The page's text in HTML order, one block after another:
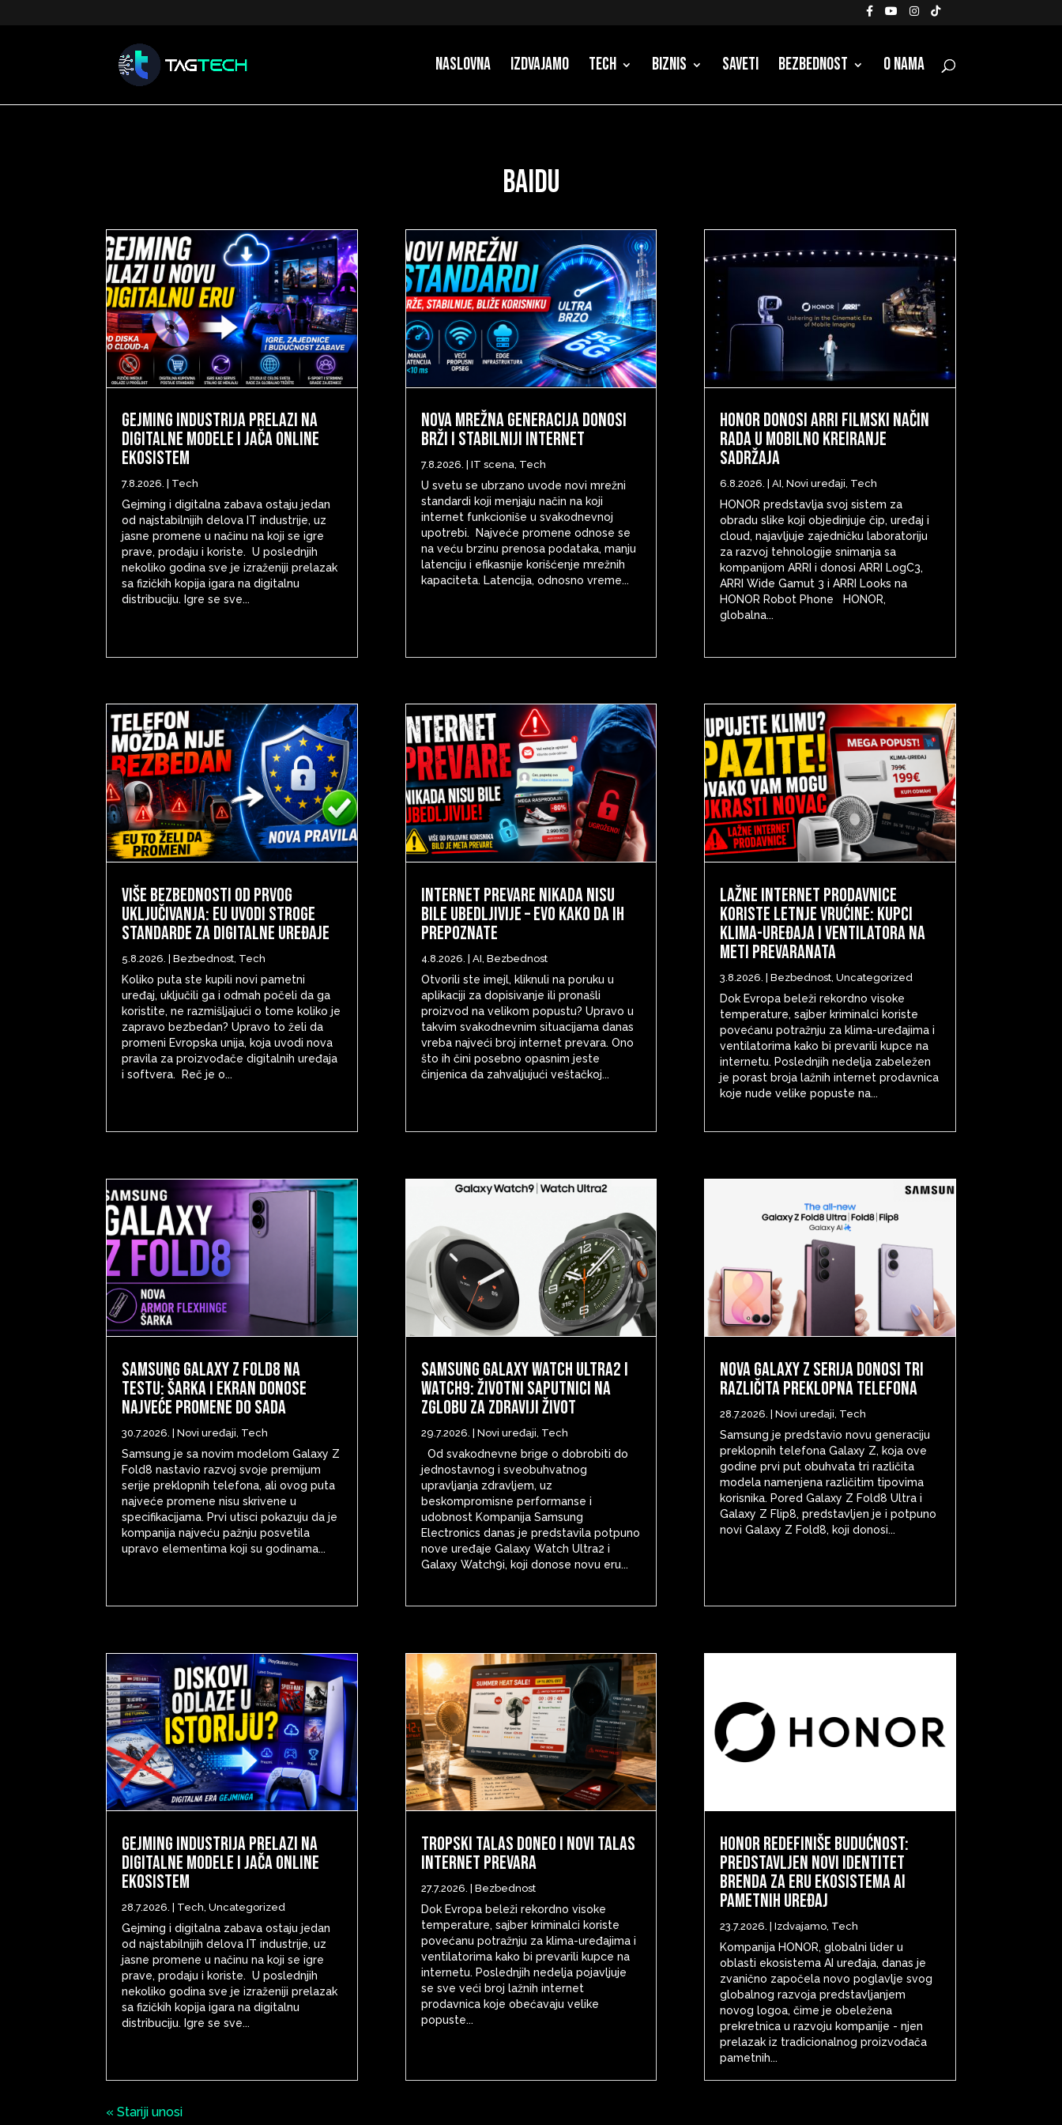
Naslovna Izdvajamo Tech Biznis Saveti Bezbednost O nama
baidu
Gejming industrija prelazi na
digitalne modele i jača online
ekosistem
7.8.2026. Tech
Gejming i digitalna zabava ostaju jedan
od najstabilnijih delova IT industrije, uz
jasne promene u načinu na koji se igre
prave, prodaju i koriste. U poslednjih
nekoliko godina sve je izraženiji prelazak
sa fizičkih kopija igara na digitalnu
distribuciju. Igre se sve...
Više bezbednosti od prvog
uključivanja: EU uvodi stroge
standarde za digitalne uređaje
5.8.2026. |Bezbednost Tech
Koliko puta ste kupili novi pametni
uređaj, uključili ga i odmah počeli da ga
koristite, ne razmišljajući o tome koliko je
zapravo bezbedan? Upravo to želi da
promeni Evropska unija, koja uvodi nova
pravila za proizvođače digitalnih uređaja
i softvera. Reč je o...
Samsung Galaxy Z Fold8 na
testu: šarka i ekran donose
najveće promene do sada
30.7.2026. |Novi uređaji Tech
Samsung je sa novim modelom Galaxy Z
Fold8 nastavio razvoj svoje premijum
serije preklopnih telefona, ali ovog puta
najveće promene nisu skrivene u
specifikacijama. Prvi utisci pokazuju da je
kompanija najveću pažnju posvetila
upravo elementima koji su godinama...
Gejming industrija prelazi na
digitalne modele i jača online
ekosistem
28.7.2026. Tech ,Uncategorized
Gejming i digitalna zabava ostaju jedan
od najstabilnijih delova IT industrije, uz
jasne promene u načinu na koji se igre
prave, prodaju i koriste. U poslednjih
nekoliko godina sve je izraženiji prelazak
sa fizičkih kopija igara na digitalnu
distribuciju. Igre se sve...
Nova mrežna generacija donosi
brži i stabilniji internet
7.8.2026. IT scena, Tech
U svetu se ubrzano uvode novi mrežni
standardi koji menjaju način na koji
internet funkcioniše u svakodnevnoj
upotrebi. Najveće promene odnose se
na veću brzinu prenosa podataka, manju
latenciju i efikasnije korišćenje mrežnih
kapaciteta. Latencija, odnosno vreme...
Internet prevare nikada nisu
bile ubedljivije – evo kako da ih
prepoznate
4.8.2026. | AI Bezbednost
Otvorili ste imejl, kliknuli na poruku u
aplikaciji za dopisivanje ili pronašli
proizvod na velikom popustu? Upravo u
takvim svakodnevnim situacijama danas
vreba najveći broj internet prevara. Ono
što ih čini posebno opasnim jeste
činjenica da zahvaljujući veštačkoj...
Samsung Galaxy Watch Ultra2 i
Watch9: životni saputnici na
zglobu za zdraviji život
29.7.2026. | Novi uređaji Tech
Od svakodnevne brige o dobrobiti do
jednostavnog i sveobuhvatnog
upravljanja zdravljem, uz
beskompromisne performanse i
udobnost Kompanija Samsung
Electronics danas je predstavila potpuno
nove uređaje Galaxy Watch Ultra2 i
Galaxy Watch9i, koji donose novu eru...
Tropski talas doneo i novi talas
internet prevara
27.7.2026. Bezbednost
Dok Evropa beleži rekordno visoke
temperature, sajber kriminalci koriste
povećanu potražnju za klima-uređajima i
ventilatorima kako bi prevarili kupce na
internetu. Poslednjih nedelja pojavljuje
se sve veći broj lažnih internet
prodavnica koje obećavaju velike
popuste...
HONOR donosi ARRI filmski način
rada u mobilno kreiranje
sadržaja
6.8.2026. AI, Novi uređaji, Tech
HONOR predstavlja svoj sistem za
obradu slike koji objedinjuje čip, uređaj i
cloud, najavljuje zajedničku laboratoriju
za razvoj tehnologije snimanja sa
kompanijom ARRI i donosi ARRI LogC3,
ARRI Wide Gamut 3 i ARRI Looks na
HONOR Robot Phone HONOR,
globalna...
Lažne internet prodavnice
koriste letnje vrućine: Kupci
klima-uređaja i ventilatora na
meti prevaranata
3.8.2026. | Bezbednost, Uncategorized
Dok Evropa beleži rekordno visoke
temperature, sajber kriminalci koriste
povećanu potražnju za klima-uređajima i
ventilatorima kako bi prevarili kupce na
internetu. Poslednjih nedelja zabeležen
je porast broja lažnih internet prodavnica
koje nude velike popuste na...
Nova Galaxy Z serija donosi tri
različita preklopna telefona
28.7.2026. | Novi uređaji Tech
Samsung je predstavio novu generaciju
preklopnih telefona Galaxy Z, koja ove
godine prvi put obuhvata tri različita
modela namenjena različitim tipovima
korisnika. Pored Galaxy Z Fold8 Ultra i
Galaxy Z Flip8, predstavljen je i potpuno
novi Galaxy Z Fold8, koji donosi...
HONOR redefiniše budućnost:
predstavljen novi identitet
brenda za eru ekosistema AI
pametnih uređaj
23.7.2026. Izdvajamo, Tech
Kompanija HONOR, globalni lider u
oblasti ekosistema AI uređaja, danas je
zvanično započela novo poglavlje svog
globalnog razvoja predstavljanjem
novog logoa, čime je obeležena
prekretnica u razvoju kompanije - njen
prelazak iz tradicionalnog proizvođača
pametnih...
« Stariji unosi